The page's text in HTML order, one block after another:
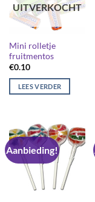
UITVERKOCHT
Mini rolletje
fruitmentos
€0.10
LEES VERDER
Aanbieding!